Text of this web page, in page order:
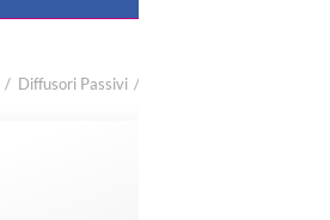
Diffusori Passivi